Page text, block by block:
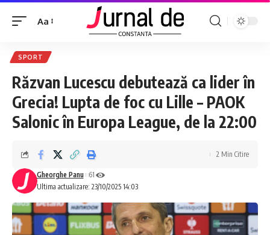
Aa
SPORT
Răzvan Lucescu debutează ca lider în
Grecia! Lupta de foc cu Lille – PAOK
Salonic în Europa League, de la 22:00
Ultima actualizare: 23/10/2025 14:03
Gheorghe Panu 61
2 Min Citire